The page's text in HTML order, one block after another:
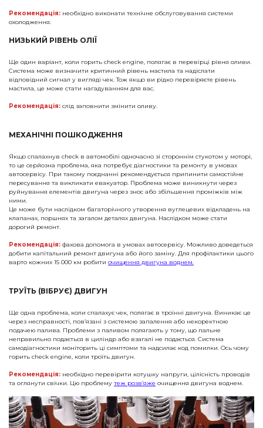
Рекомендація: необхідно виконати технічне обслуговування системи
охолодження.
НИЗЬКИЙ РІВЕНЬ ОЛІЇ
Ще один варіант, коли горить check engine, полягає в перевірці рівня оливи.
Система може визначити критичний рівень мастила та надіслати
відповідний сигнал у вигляді чек. Тож якщо ви рідко перевіряєте рівень
мастила, це може стати нагадуванням для вас.
Рекомендація: слід заповнити змінити оливу.
МЕХАНІЧНІ ПОШКОДЖЕННЯ
Якщо спалахнув check в автомобілі одночасно зі стороннім стукотом у моторі,
то це серйозна проблема, яка потребує діагностики та ремонту в умовах
автосервісу. При такому поєднанні рекомендується припинити самостійне
пересування та викликати евакуатор. Проблема може виникнути через
руйнування елементів двигуна через знос або збільшення проміжків між
ними.
Це може бути наслідком багаторічного утворення вуглецевих відкладень на
клапанах, поршнях та загалом деталях двигуна. Наслідком може стати
дорогий ремонт.
Рекомендація: фахова допомога в умовах автосервісу. Можливо доведеться
добити капітальний ремонт двигуна або його заміну. Для профілактики цього
варто кожних 15 000 км робити очищення двигуна воднем.
ТРУЇТЬ (ВІБРУЄ) ДВИГУН
Ще одна проблема, коли спалахує чек, полягає в троїнні двигуна. Виникає це
через несправності, пов’язані з системою запалення або некоректною
подачею палива. Проблеми з паливом полягають у тому, що пальне
неправильно подається в циліндр або взагалі не подається. Система
самодіагностики моніторить ці симптоми та надсилає код помилки. Ось чому
горить check engine, коли троїть двигун.
Рекомендація: необхідно перевірити котушку напруги, цілісність проводів
та оглянути свічки. Цю проблему теж розв’яже очищення двигуна воднем.